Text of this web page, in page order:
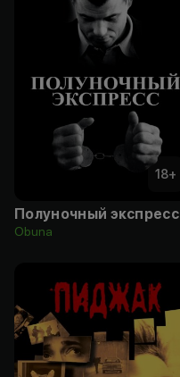
18+
Полуночный экспресс
Obuna